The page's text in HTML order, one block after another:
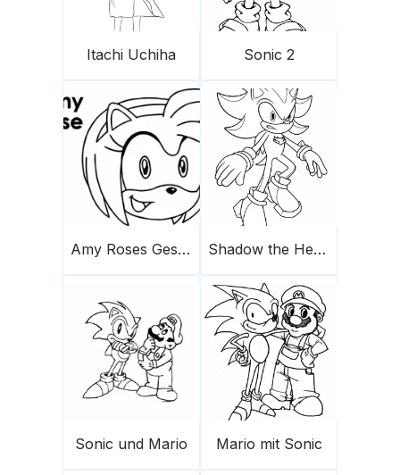
Itachi Uchiha Sonic 2
Amy Roses Gesicht Shadow the Hedgehog 1
Sonic und Mario Mario mit Sonic